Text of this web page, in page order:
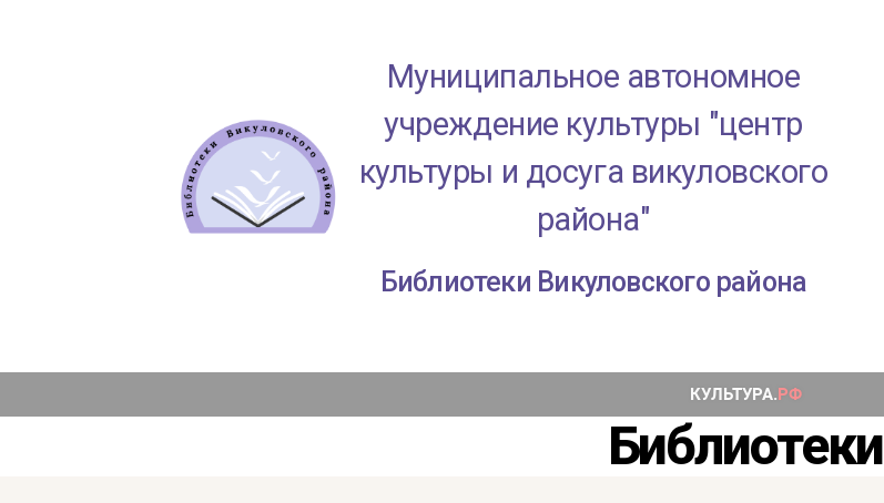
Муниципальное автономное
учреждение культуры "центр
культуры и досуга викуловского
района"
Библиотеки Викуловского района
Библиотеки